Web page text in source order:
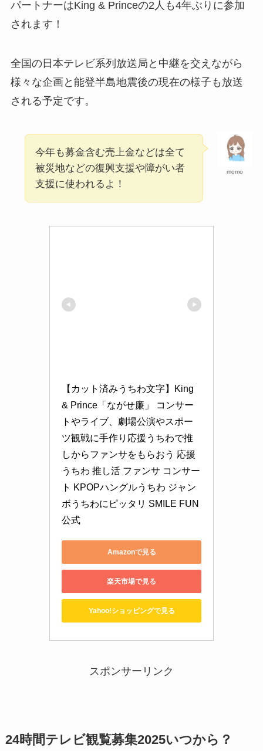
パートナーはKing & Princeの2人も4年ぶりに参加
されます！
全国の日本テレビ系列放送局と中継を交えながら
様々な企画と能登半島地震後の現在の様子も放送
される予定です。
momo
今年も募金含む売上金などは全て
被災地などの復興支援や障がい者
支援に使われるよ！
【カット済みうちわ文字】King
& Prince「ながせ廉」 コンサー
トやライブ、劇場公演やスポー
ツ観戦に手作り応援うちわで推
しからファンサをもらおう 応援
うちわ 推し活 ファンサ コンサー
ト KPOPハングルうちわ ジャン
ボうちわにピッタリ SMILE FUN
公式
Amazonで見る
楽天市場で見る
Yahoo!ショッピングで見る
スポンサーリンク
24時間テレビ観覧募集2025いつから ？